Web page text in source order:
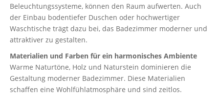
Beleuchtungssysteme, können den Raum aufwerten. Auch
der Einbau bodentiefer Duschen oder hochwertiger
Waschtische trägt dazu bei, das Badezimmer moderner und
attraktiver zu gestalten.
Materialien und Farben für ein harmonisches Ambiente
Warme Naturtöne, Holz und Naturstein dominieren die
Gestaltung moderner Badezimmer. Diese Materialien
schaffen eine Wohlfühlatmosphäre und sind zeitlos.